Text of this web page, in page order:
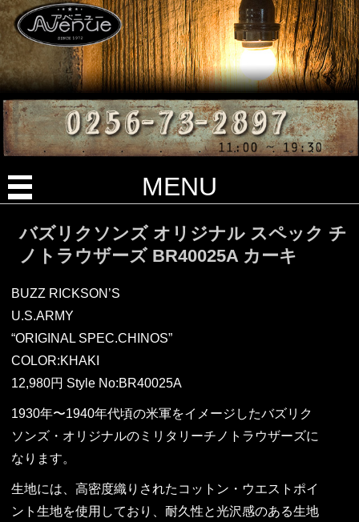
MENU
バズリクソンズ オリジナル スペック チ
ノトラウザーズ BR40025A カーキ
BUZZ RICKSON’S
U.S.ARMY
“ORIGINAL SPEC.CHINOS”
COLOR:KHAKI
12,980円 Style No:BR40025A
1930年〜1940年代頃の米軍をイメージしたバズリク
ソンズ・オリジナルのミリタリーチノトラウザーズに
なります。
生地には、高密度織りされたコットン・ウエストポイ
ント生地を使用しており、耐久性と光沢感のある生地